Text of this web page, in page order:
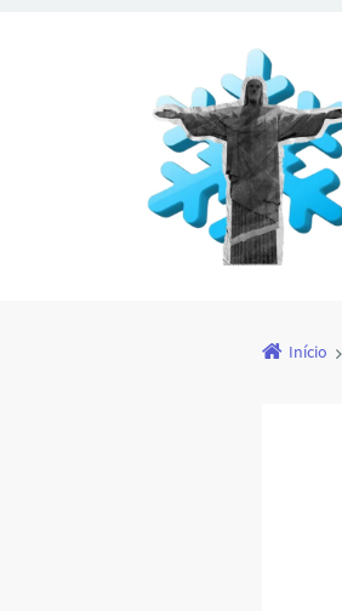
Início